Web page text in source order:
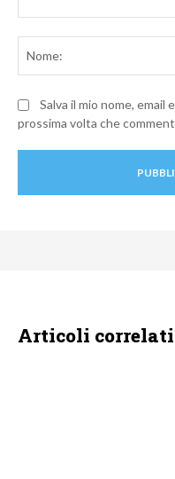
Salva il mio nome,
prossima volta che
Articoli correlati